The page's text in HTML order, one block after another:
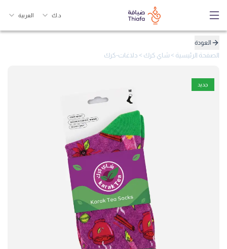
د.ك العربية
العودة
الصفحة الرئيسية > شاي كرك > دلاغات-كرك
جديد